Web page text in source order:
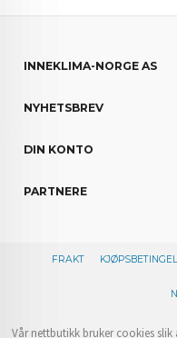
INNEKLIMA-NORGE AS
NYHETSBREV
DIN KONTO
PARTNERE
FRAKT
Vår nettbutikk bruker cookies